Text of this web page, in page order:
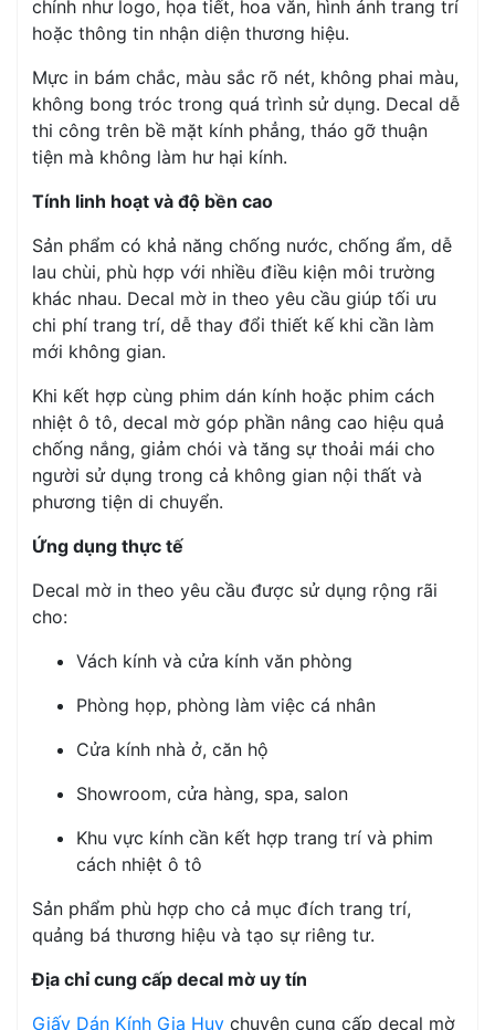
chỉnh như logo, họa tiết, hoa văn, hình ảnh trang trí
hoặc thông tin nhận diện thương hiệu.
Mực in bám chắc, màu sắc rõ nét, không phai màu,
không bong tróc trong quá trình sử dụng. Decal dễ
thi công trên bề mặt kính phẳng, tháo gỡ thuận
tiện mà không làm hư hại kính.
Tính linh hoạt và độ bền cao
Sản phẩm có khả năng chống nước, chống ẩm, dễ
lau chùi, phù hợp với nhiều điều kiện môi trường
khác nhau. Decal mờ in theo yêu cầu giúp tối ưu
chi phí trang trí, dễ thay đổi thiết kế khi cần làm
mới không gian.
Khi kết hợp cùng phim dán kính hoặc phim cách
nhiệt ô tô, decal mờ góp phần nâng cao hiệu quả
chống nắng, giảm chói và tăng sự thoải mái cho
người sử dụng trong cả không gian nội thất và
phương tiện di chuyển.
Ứng dụng thực tế
Decal mờ in theo yêu cầu được sử dụng rộng rãi
cho:
Vách kính và cửa kính văn phòng
Phòng họp, phòng làm việc cá nhân
Cửa kính nhà ở, căn hộ
Showroom, cửa hàng, spa, salon
Khu vực kính cần kết hợp trang trí và phim
cách nhiệt ô tô
Sản phẩm phù hợp cho cả mục đích trang trí,
quảng bá thương hiệu và tạo sự riêng tư.
Địa chỉ cung cấp decal mờ uy tín
Giấy Dán Kính Gia Huychuyên cung cấp decal mờ